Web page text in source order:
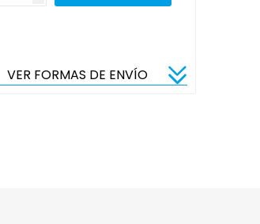
VER FORMAS DE ENVÍO